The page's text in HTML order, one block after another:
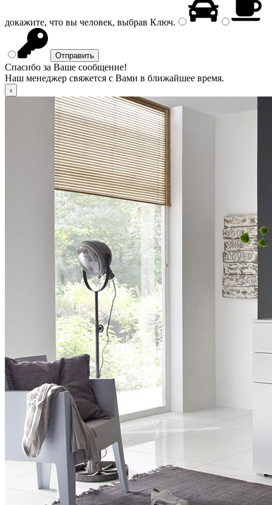
докажите, что вы человек, выбрав Ключ.
Спасибо за Ваше сообщение!
Наш менеджер свяжется с Вами в ближайшее время.